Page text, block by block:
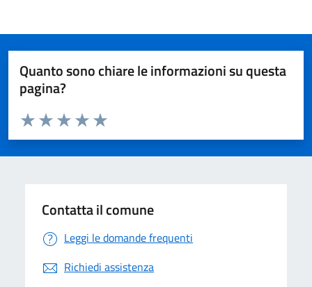
Quanto sono chiare le informazioni su questa
pagina?
Valuta da 1 a 5 stelle la pagina
Valuta 5 stelle su 5
Valuta 4 stelle su 5
Valuta 3 stelle su 5
Valuta 2 stelle su 5
Valuta 1 stelle su 5
Contatta il comune
Leggi le domande frequenti
Richiedi assistenza